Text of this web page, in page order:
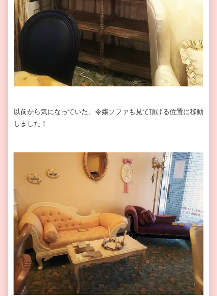
以前から気になっていた、令嬢ソファも見て頂ける位置に移動
しました！